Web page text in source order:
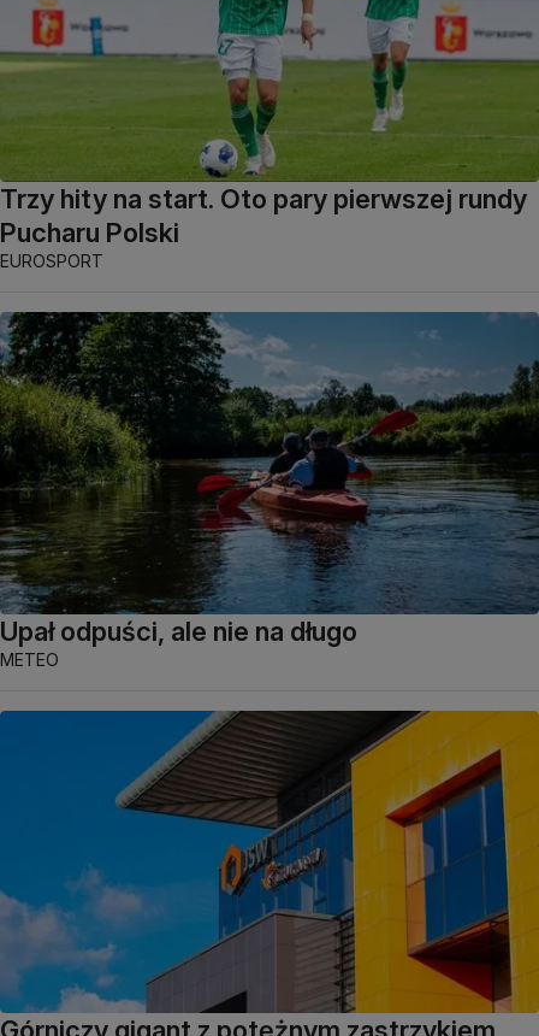
Trzy hity na start. Oto pary pierwszej rundy
Pucharu Polski
EUROSPORT
Upał odpuści, ale nie na długo
METEO